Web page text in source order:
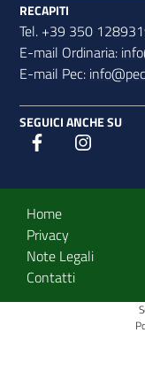
RECAPITI
Tel. +39 350
E-mail Ordinaria:
E-mail Pec:
SEGUICI ANCHE SU
Designers Italia
Sezione Link Utili
Home
Privacy
Note Legali
Contatti